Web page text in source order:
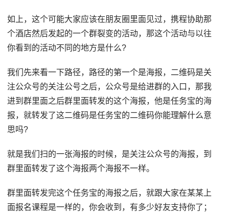
如上，这个可能大家应该在朋友圈里面见过，携程协助那
个酒店然后发起的一个群裂变的活动，那这个活动与以往
你看到的活动不同的地方是什么?
我们先来看一下路径，路径的第一个是海报，二维码是关
注公众号的关注公号之后，公众号是给进群的入口，那我
进到群里面之后群里面转发的这个海报，他是任务宝的海
报，就转发了这二维码是任务宝的二维码你能理解什么意
思吗?
就是我们扫的一张海报的时候，是关注公众号的海报，到
群里面转发了这个海报两个海报不一样。
群里面转发完这个任务宝的海报之后，就跟大家在某某上
面报名课程是一样的，你会收到，有多少好友支持你了；